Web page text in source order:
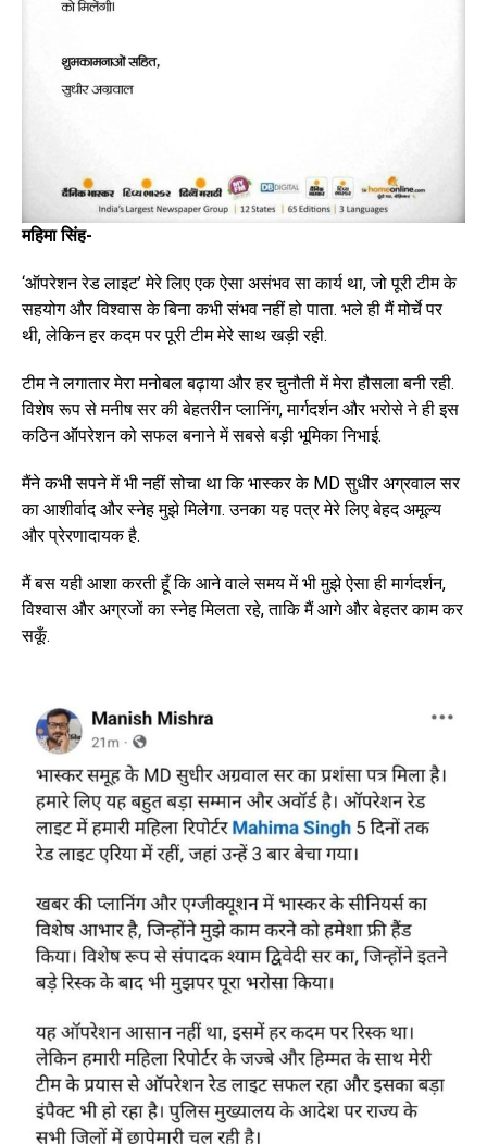
महिमा सिंह-
‘ऑपरेशन रेड लाइट’ मेरे लिए एक ऐसा असंभव सा कार्य था, जो पूरी टीम के
सहयोग और विश्वास के बिना कभी संभव नहीं हो पाता. भले ही मैं मोर्चे पर
थी, लेकिन हर कदम पर पूरी टीम मेरे साथ खड़ी रही.
टीम ने लगातार मेरा मनोबल बढ़ाया और हर चुनौती में मेरा हौसला बनी रही.
विशेष रूप से मनीष सर की बेहतरीन प्लानिंग, मार्गदर्शन और भरोसे ने ही इस
कठिन ऑपरेशन को सफल बनाने में सबसे बड़ी भूमिका निभाई.
मैंने कभी सपने में भी नहीं सोचा था कि भास्कर के MD सुधीर अग्रवाल सर
का आशीर्वाद और स्नेह मुझे मिलेगा. उनका यह पत्र मेरे लिए बेहद अमूल्य
और प्रेरणादायक है.
मैं बस यही आशा करती हूँ कि आने वाले समय में भी मुझे ऐसा ही मार्गदर्शन,
विश्वास और अग्रजों का स्नेह मिलता रहे, ताकि मैं आगे और बेहतर काम कर
सकूँ.